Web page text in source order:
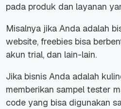
pada produk dan layanan
Misalnya jika Anda adalah
website, freebies bisa
akun trial, dan lain-lain.
Jika bisnis Anda adalah
memberikan sampel tester
code yang bisa digunakan